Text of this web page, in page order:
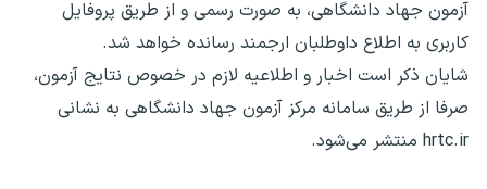
آزمون جهاد دانشگاهی، به صورت رسمی و از طریق پروفایل
کاربری به اطلاع داوطلبان ارجمند رسانده خواهد شد.
شایان ذکر است اخبار و اطلاعیه لازم در خصوص نتایج آزمون،
صرفا از طریق سامانه مرکز آزمون جهاد دانشگاهی به نشانی
hrtc.ir منتشر می‌شود.